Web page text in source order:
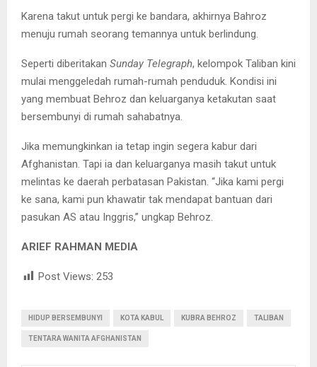
Karena takut untuk pergi ke bandara, akhirnya Bahroz
menuju rumah seorang temannya untuk berlindung.
Seperti diberitakan Sunday Telegraph, kelompok Taliban kini
mulai menggeledah rumah-rumah penduduk. Kondisi ini
yang membuat Behroz dan keluarganya ketakutan saat
bersembunyi di rumah sahabatnya.
Jika memungkinkan ia tetap ingin segera kabur dari
Afghanistan. Tapi ia dan keluarganya masih takut untuk
melintas ke daerah perbatasan Pakistan. “Jika kami pergi
ke sana, kami pun khawatir tak mendapat bantuan dari
pasukan AS atau Inggris,” ungkap Behroz.
ARIEF RAHMAN MEDIA
Post Views: 253
HIDUP BERSEMBUNYI KOTA KABUL KUBRA BEHROZ TALIBAN
TENTARA WANITA AFGHANISTAN